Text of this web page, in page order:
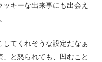
キーな出来事にも出会え
てくれそうな設定だなぁ
と怒られても、凹むこと